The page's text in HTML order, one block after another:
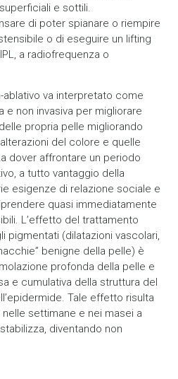
e sottili.
di poter spianare o riempire
o di eseguire un lifting
a radiofrequenza o
ablativo va interpretato come
e non invasiva per migliorare
propria pelle migliorando
del colore e quelle
dover affrontare un periodo
a tutto vantaggio della
esigenze di relazione sociale e
quasi immediatamente
L’effetto del trattamento
pigmentati (dilatazioni vascolari,
benigne della pelle) è
profonda della pelle e
e cumulativa della struttura del
Tale effetto risulta
settimane e nei masei a
diventando non